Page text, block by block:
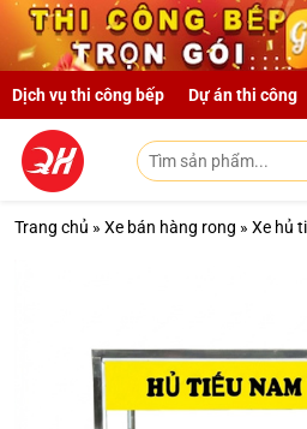
Skip to main content
Dịch vụ thi công bếp Dự án thi công
Trang chủ » Xe bán hàng rong » Xe hủ